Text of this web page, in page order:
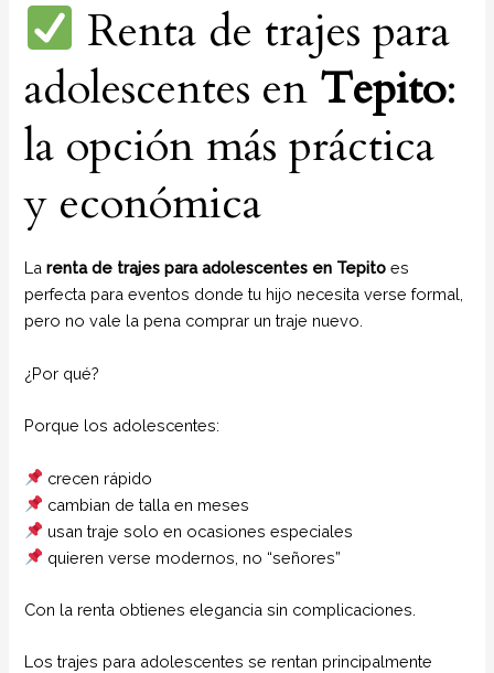
Renta de trajes para
adolescentes en Tepito:
la opción más práctica
y económica
Larenta de trajes para adolescentes en Tepitoes
perfecta para eventos donde tu hijo necesita verse formal,
pero no vale la pena comprar un traje nuevo.
¿Por qué?
Porque los adolescentes:
crecen rápido
cambian de talla en meses
usan traje solo en ocasiones especiales
quieren verse modernos, no “señores”
Con la renta obtienes elegancia sin complicaciones.
Los trajes para adolescentes se rentan principalmente